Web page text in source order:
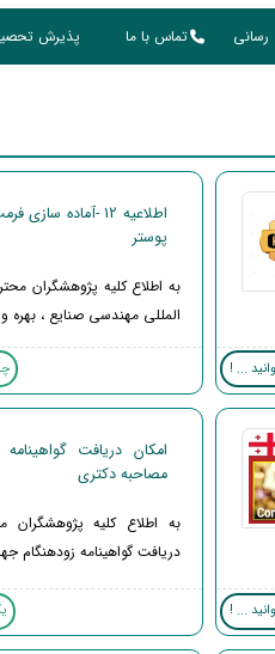
رسانی تماس با ما پذیرش
... !
اطلاعیه 12 -آماده
پوستر
به اطلاع کلیه پژوهشگران
المللی مهندسی صنایع ، بهره
... !
امکان دریافت
مصاحبه دکتری
به اطلاع کلیه پژوهشگران
دریافت گواهینامه زودهنگام
یک